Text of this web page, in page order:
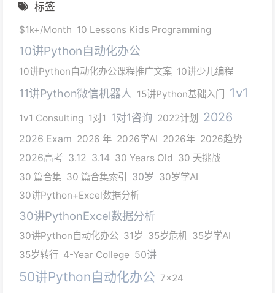
标签
$1k+/Month 10 Lessons Kids Programming
10讲Python自动化办公
10讲Python自动化办公课程推广文案 10讲少儿编程
11讲Python微信机器人 15讲Python基础入门 1v1
1v1 Consulting 1对1 1对1咨询 2022计划 2026
2026 Exam 2026 年 2026学AI 2026年 2026趋势
2026高考 3.12 3.14 30 Years Old 30 天挑战
30 篇合集 30 篇合集索引 30岁 30岁学AI
30讲Python+Excel数据分析
30讲PythonExcel数据分析
30讲Python自动化办公 31岁 35岁危机 35岁学AI
35岁转行 4-Year College 50讲
50讲Python自动化办公 7x24